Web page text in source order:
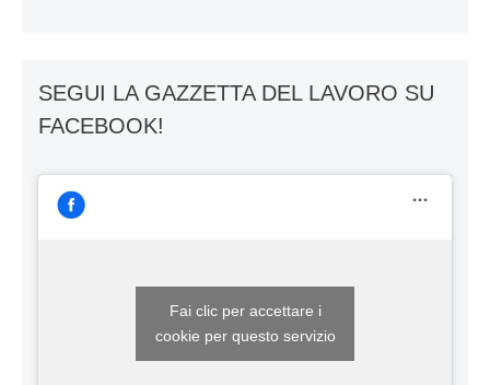
SEGUI LA GAZZETTA DEL LAVORO SU
FACEBOOK!
Fai clic per accettare i
cookie per questo servizio